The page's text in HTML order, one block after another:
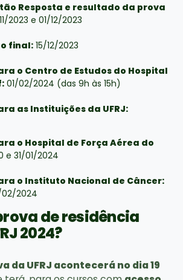
Resposta e resultado da prova
2023 e 01/12/2023
final:15/12/2023
o Centro de Estudos do Hospital
01/02/2024 (das 9h às 15h)
as Instituições da UFRJ:
o Hospital de Força Aérea do
e 31/01/2024
o Instituto Nacional de Câncer:
02/2024
de residência
2024?
da UFRJ acontecerá no dia 19